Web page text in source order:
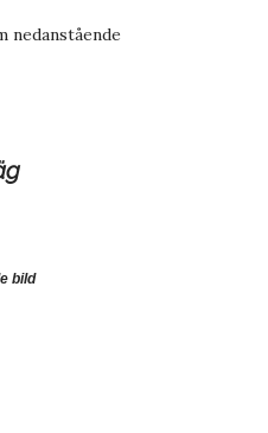
nedanstående
bild